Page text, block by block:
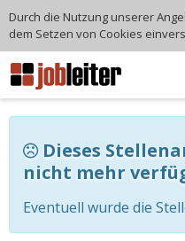
Dieses
nicht mehr
Eventuell wurde die
Durch die Nutzung unserer
dem Setzen von Cookies